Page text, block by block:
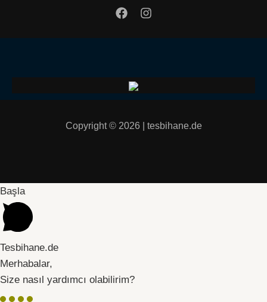
Copyright © 2026 | tesbihane.de
Başla
Tesbihane.de
Merhabalar,
Size nasıl yardımcı olabilirim?